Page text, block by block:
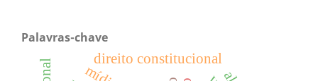
Palavras-chave
direito constitucional